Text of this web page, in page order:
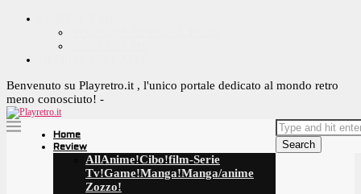
Benvenuto su Playretro.it , l'unico portale dedicato al mondo retro
meno conosciuto! -
Home
Review
AllAnime!Cibo!film-Serie
Tv!Game!Manga!Manga/anime
Zozzo!
Search